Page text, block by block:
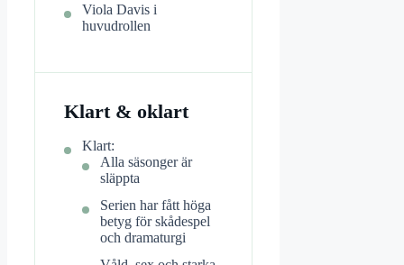
Viola Davis i
huvudrollen
Klart & oklart
Klart:
Alla säsonger är
släppta
Serien har fått höga
betyg för skådespel
och dramaturgi